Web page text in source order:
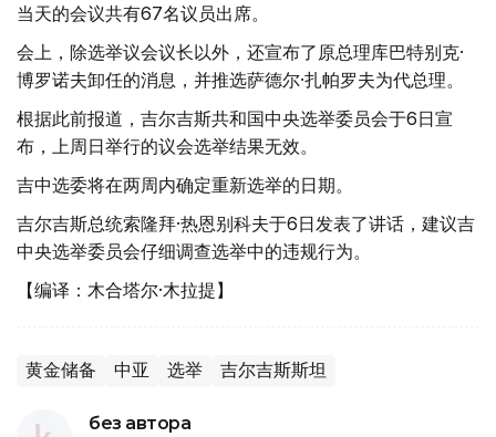
当天的会议共有67名议员出席。
会上，除选举议会议长以外，还宣布了原总理库巴特别克·
博罗诺夫卸任的消息，并推选萨德尔·扎帕罗夫为代总理。
根据此前报道，吉尔吉斯共和国中央选举委员会于6日宣
布，上周日举行的议会选举结果无效。
吉中选委将在两周内确定重新选举的日期。
吉尔吉斯总统索隆拜·热恩别科夫于6日发表了讲话，建议吉
中央选举委员会仔细调查选举中的违规行为。
【编译：木合塔尔·木拉提】
黄金储备 中亚 选举 吉尔吉斯斯坦
без автора